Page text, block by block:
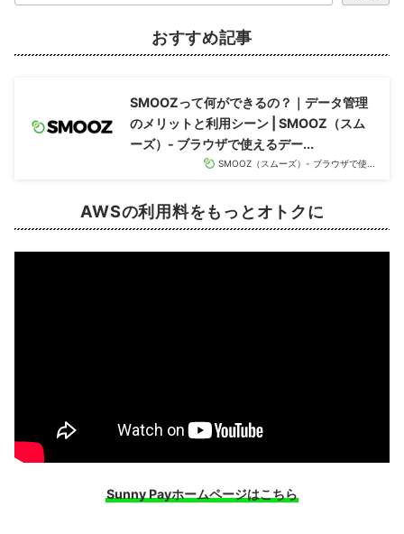
おすすめ記事
SMOOZって何ができるの？｜データ管理
のメリットと利用シーン | SMOOZ（スム
ーズ）- ブラウザで使えるデー...
SMOOZ（スムーズ）- ブラウザで使...
AWSの利用料をもっと オトクに
Sunny Payホームページはこちら